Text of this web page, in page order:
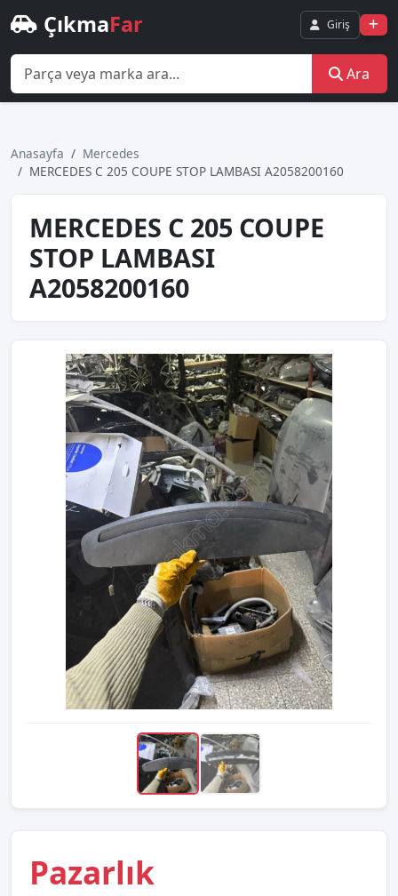
ÇıkmaFar Giriş
Ara
Anasayfa
Mercedes
MERCEDES C 205 COUPE STOP LAMBASI A2058200160
MERCEDES C 205 COUPE
STOP LAMBASI
A2058200160
Pazarlık